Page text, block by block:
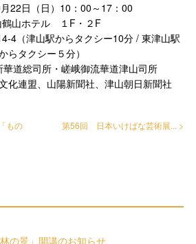
22日（日）10：00～17：00
鶴山ホテル １F・２F
4（津山駅からタクシー10分 / 東津山駅
らタクシー５分）
道総司所・嵯峨御流華道津山司所
化連盟、山陽新聞社、津山朝日新聞社
もの
第56回 日本いけばな芸術展... >
の景」開講のお知らせ